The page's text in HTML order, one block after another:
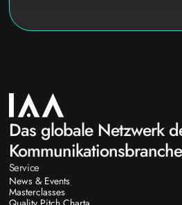
Das globale Netzwerk
Kommunikationsbranche
Service
News & Events
Masterclasses